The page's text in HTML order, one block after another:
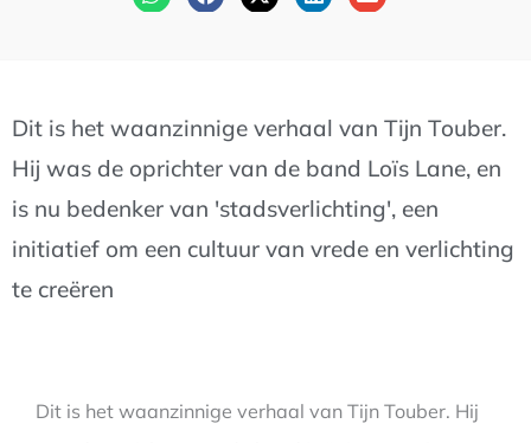
Dit is het waanzinnige verhaal van Tijn Touber.
Hij was de oprichter van de band Loïs Lane, en
is nu bedenker van 'stadsverlichting', een
initiatief om een cultuur van vrede en verlichting
te creëren
Dit is het waanzinnige verhaal van Tijn Touber. Hij